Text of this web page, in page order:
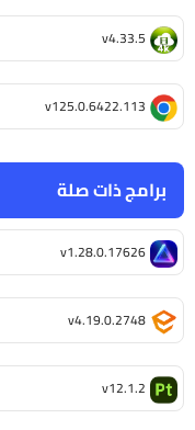
برامج ذات صلة
v1.28.0.17626
v4.19.0.2748
v12.1.2
v4.33.5
v125.0.6422.113